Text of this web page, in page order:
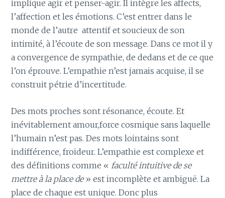
implique agir et penser-agir. Il intègre les affects,
l’affection et les émotions. C’est entrer dans le
monde de l’autre attentif et soucieux de son
intimité, à l’écoute de son message. Dans ce mot il y
a convergence de sympathie, de dedans et de ce que
l’on éprouve. L’empathie n’est jamais acquise, il se
construit pétrie d’incertitude.
Des mots proches sont résonance, écoute. Et
inévitablement amour,force cosmique sans laquelle
l’humain n’est pas. Des mots lointains sont
indifférence, froideur. L’empathie est complexe et
des définitions comme « faculté intuitive de se
mettre à la place de» est incomplète et ambiguë. La
place de chaque est unique. Donc plus